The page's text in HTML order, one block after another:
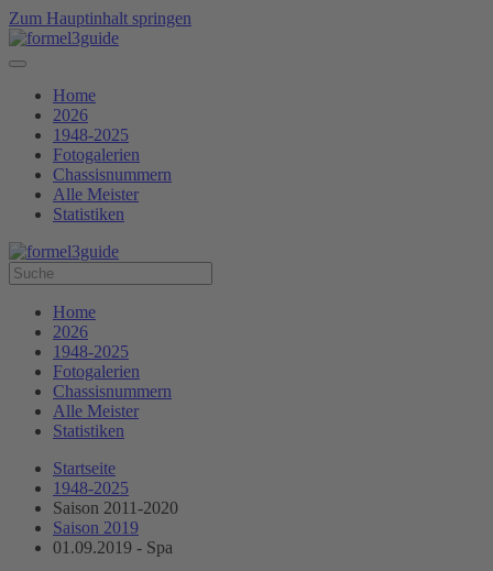
Zum Hauptinhalt springen
Home
2026
1948-2025
Fotogalerien
Chassisnummern
Alle Meister
Statistiken
Home
2026
1948-2025
Fotogalerien
Chassisnummern
Alle Meister
Statistiken
Startseite
1948-2025
Saison 2011-2020
Saison 2019
01.09.2019 - Spa